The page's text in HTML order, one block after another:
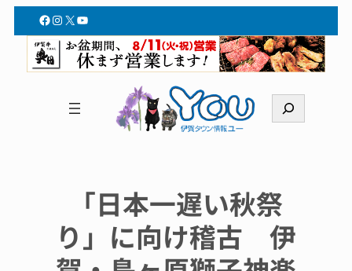
Facebook
Instagram
X YouTube
索
「日本一遅い秋祭
り」に向け稽古 伊